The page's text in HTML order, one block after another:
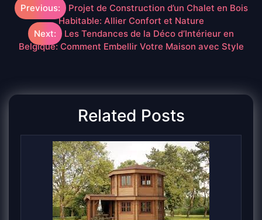
Navigation
de
l’article
Previous:
Projet de Construction d’un Chalet en Bois
Habitable: Allier Confort et Nature
Next:
Les Tendances de la Déco d’Intérieur en
Belgique: Comment Embellir Votre Maison avec Style
Related Posts